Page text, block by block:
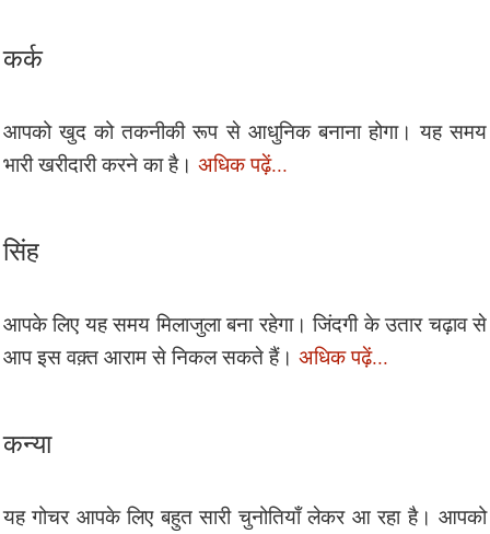
कर्क
आपको खुद को तकनीकी रूप से आधुनिक बनाना होगा। यह समय
भारी खरीदारी करने का है। अधिक पढ़ें...
सिंह
आपके लिए यह समय मिलाजुला बना रहेगा। जिंदगी के उतार चढ़ाव से
आप इस वक़्त आराम से निकल सकते हैं। अधिक पढ़ें...
कन्या
यह गोचर आपके लिए बहुत सारी चुनोतियाँ लेकर आ रहा है। आपको